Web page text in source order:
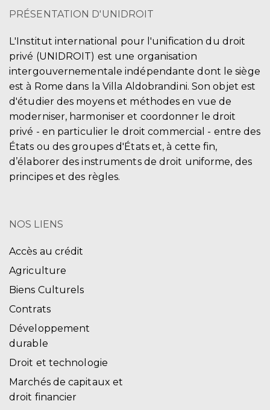
PRÉSENTATION D'UNIDROIT
L'Institut international pour l'unification du droit
privé (UNIDROIT) est une organisation
intergouvernementale indépendante dont le siège
est à Rome dans la Villa Aldobrandini. Son objet est
d'étudier des moyens et méthodes en vue de
moderniser, harmoniser et coordonner le droit
privé - en particulier le droit commercial - entre des
États ou des groupes d'États et, à cette fin,
d’élaborer des instruments de droit uniforme, des
principes et des règles.
NOS LIENS
Accès au crédit
Agriculture
Biens Culturels
Contrats
Développement
durable
Droit et technologie
Marchés de capitaux et
droit financier